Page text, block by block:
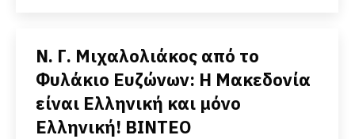
Ν. Γ. Μιχαλολιάκος από το
Φυλάκιο Ευζώνων: Η Μακεδονία
είναι Ελληνική και μόνο
Ελληνική! ΒΙΝΤΕΟ